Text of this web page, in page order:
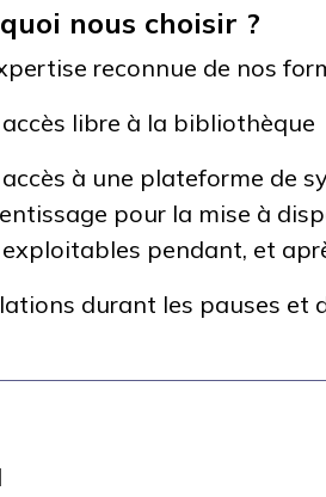
nous choisir ?
reconnue de nos
libre à la bibliothèque
à une plateforme de
pour la mise à
pendant, et
durant les pauses et